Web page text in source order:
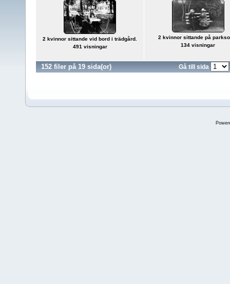
2 kvinnor sittande vid bord i trädgård.
491 visningar
2 kvinnor sittande på
134 visningar
152 filer på 19 sida(or) Gå till sida